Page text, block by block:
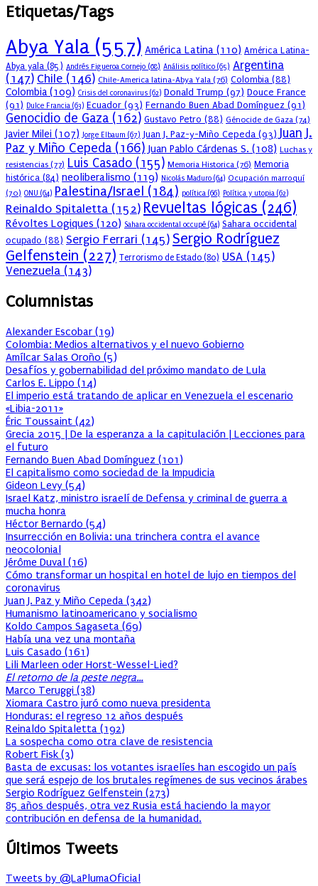
Etiquetas/Tags
Abya Yala (557) América Latina (110) América Latina-
Abya yala (85) Andrés Figueroa Cornejo (68) Análisis político (65) Argentina
(147) Chile (146) Chile-America latina-Abya Yala (76) Colombia (88)
Colombia(109) Crisis del coronavirus (62) Donald Trump (97) Douce France
(91) Dulce Francia (63) Ecuador (93) Fernando Buen Abad Domínguez (91)
Genocidio de Gaza (162) Gustavo Petro (88) Génocide de Gaza (74)
Javier Milei (107) Jorge Elbaum (67) Juan J. Paz-y-Miño Cepeda (93) Juan J.
Paz y Miño Cepeda (166) Juan Pablo Cárdenas S. (108) Luchas y
resistencias (77) Luis Casado (155) Memoria Historica (76) Memoria
histórica (84) neoliberalismo (119) Nicolás Maduro (64) Ocupación marroquí
(70) ONU (64) Palestina/Israel (184) política (66) Política y utopia (62)
Reinaldo Spitaletta (152) Revueltas lógicas (246)
Révoltes Logiques (120) Sahara occidental occupé (64) Sahara occidental
ocupado (88) Sergio Ferrari (145) Sergio Rodríguez
Gelfenstein (227) Terrorismo de Estado (80) USA (145)
Venezuela (143)
Columnistas
Alexander Escobar (19)
Colombia: Medios alternativos y el nuevo Gobierno
Amílcar Salas Oroño (5)
Desafíos y gobernabilidad del próximo mandato de Lula
Carlos E. Lippo (14)
El imperio está tratando de aplicar en Venezuela el escenario
«Libia-2011»
Éric Toussaint (42)
Grecia 2015 | De la esperanza a la capitulación | Lecciones para
el futuro
Fernando Buen Abad Domínguez (101)
El capitalismo como sociedad de la Impudicia
Gideon Levy (54)
Israel Katz, ministro israelí de Defensa y criminal de guerra a
mucha honra
Héctor Bernardo (54)
Insurrección en Bolivia: una trinchera contra el avance
neocolonial
Jérôme Duval (16)
Cómo transformar un hospital en hotel de lujo en tiempos del
coronavirus
Juan J. Paz y Miño Cepeda (342)
Humanismo latinoamericano y socialismo
Koldo Campos Sagaseta (69)
Había una vez una montaña
Luis Casado (161)
Lili Marleen oder Horst-Wessel-Lied?
El retorno de la peste negra…
Marco Teruggi (38)
Xiomara Castro juró como nueva presidenta
Honduras: el regreso 12 años después
Reinaldo Spitaletta (192)
La sospecha como otra clave de resistencia
Robert Fisk (3)
Basta de excusas: los votantes israelíes han escogido un país
que será espejo de los brutales regímenes de sus vecinos árabes
Sergio Rodríguez Gelfenstein (273)
85 años después, otra vez Rusia está haciendo la mayor
contribución en defensa de la humanidad.
Últimos Tweets
Tweets by @LaPlumaOficial